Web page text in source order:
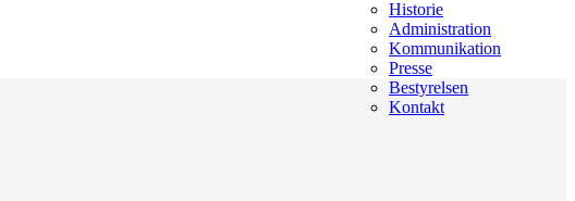
Historie
Administration
Kommunikation
Presse
Bestyrelsen
Kontakt